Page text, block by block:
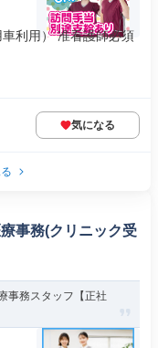
利用） 准看護師必須
気になる
事務(クリニック受
事務スタッフ【正社